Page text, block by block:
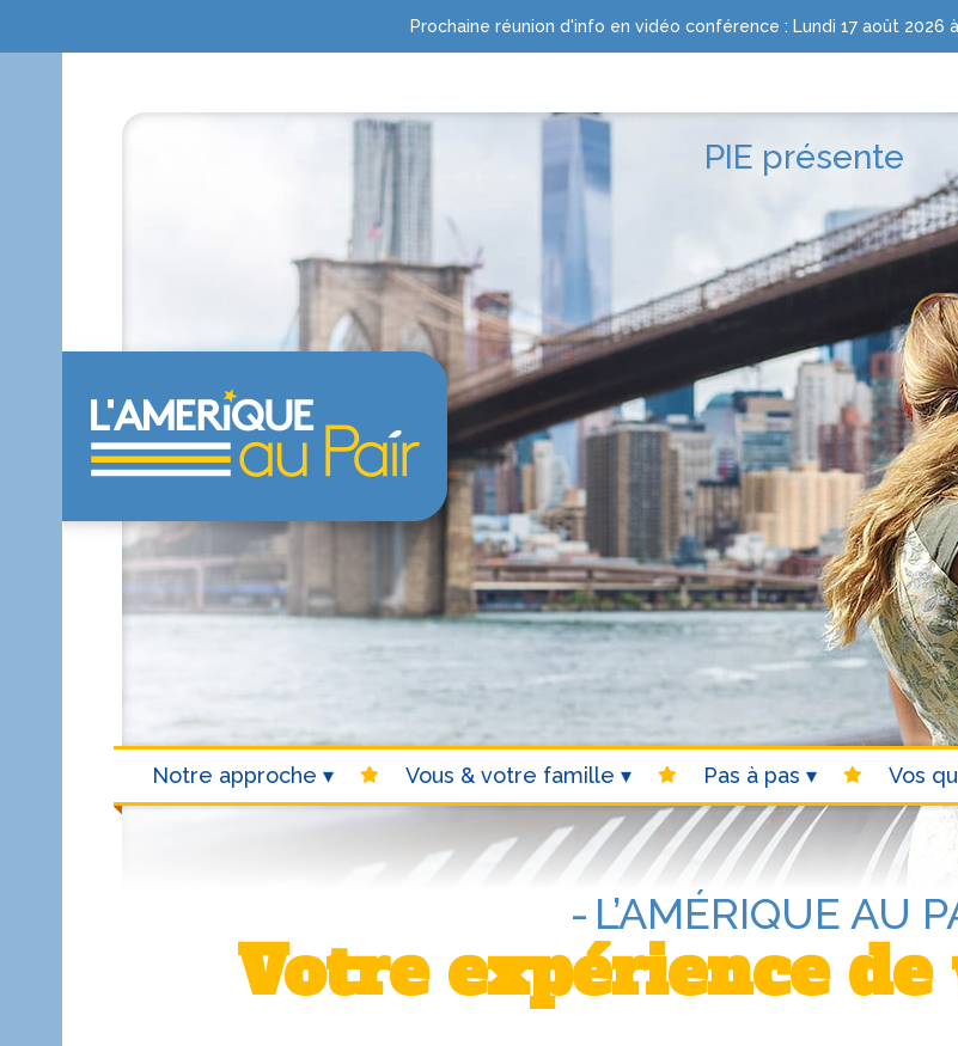
Prochaine réunion d'info en vidéo conférence : Lundi 17 août 2026
Notre approche Vous & votre famille Pas à pas Vos
L’AMÉRIQUE AU
Votre expérience de